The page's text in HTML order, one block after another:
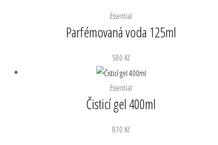
Essential
Parfémovaná voda 125ml
580 Kč
Essential
Čisticí gel 400ml
810 Kč